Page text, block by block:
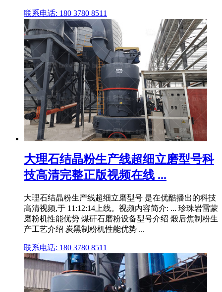
联系电话: 180 3780 8511
大理石结晶粉生产线超细立磨型号科
技高清完整正版视频在线 ...
大理石结晶粉生产线超细立磨型号 是在优酷播出的科技
高清视频,于 11:12:14上线。视频内容简介: ... 珍珠岩雷蒙
磨粉机性能优势 煤矸石磨粉设备型号介绍 煅后焦制粉生
产工艺介绍 炭黑制粉机性能优势 ...
联系电话: 180 3780 8511